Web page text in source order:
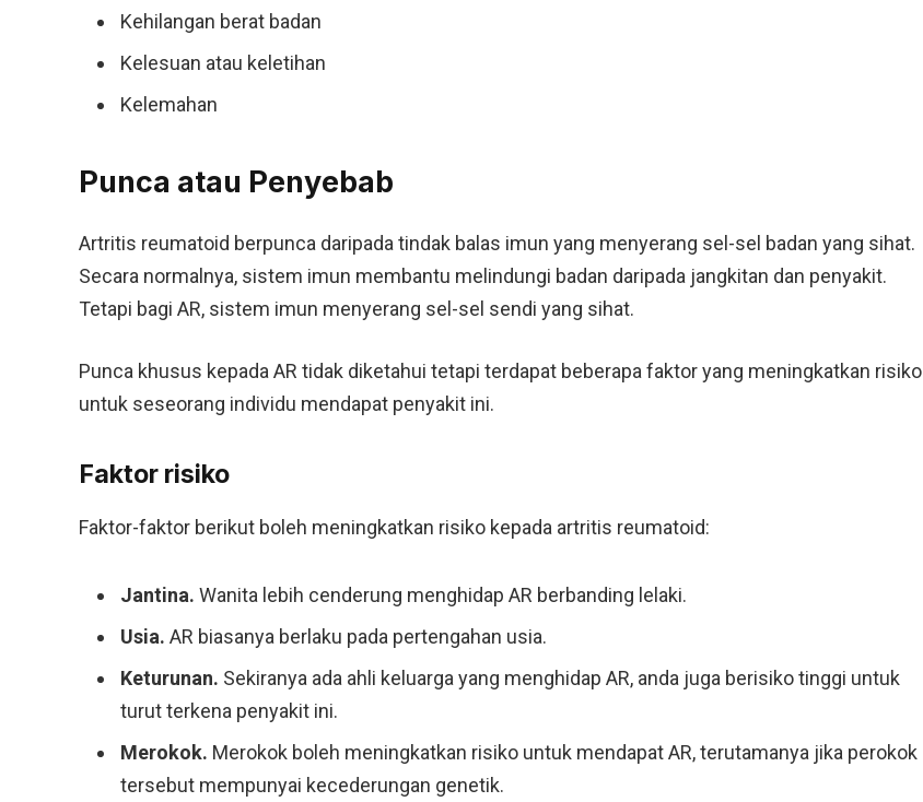
Kehilangan berat badan
Kelesuan atau keletihan
Kelemahan
Punca atau Penyebab
Artritis reumatoid berpunca daripada tindak balas imun yang menyerang sel-sel badan yang sihat.
Secara normalnya, sistem imun membantu melindungi badan daripada jangkitan dan penyakit.
Tetapi bagi AR, sistem imun menyerang sel-sel sendi yang sihat.
Punca khusus kepada AR tidak diketahui tetapi terdapat beberapa faktor yang meningkatkan risiko
untuk seseorang individu mendapat penyakit ini.
Faktor risiko
Faktor-faktor berikut boleh meningkatkan risiko kepada artritis reumatoid:
Jantina. Wanita lebih cenderung menghidap AR berbanding lelaki.
Usia. AR biasanya berlaku pada pertengahan usia.
Keturunan. Sekiranya ada ahli keluarga yang menghidap AR, anda juga berisiko tinggi untuk
turut terkena penyakit ini.
Merokok. Merokok boleh meningkatkan risiko untuk mendapat AR, terutamanya jika perokok
tersebut mempunyai kecederungan genetik.